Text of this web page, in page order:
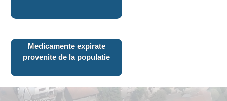
Medicamente expirate
provenite de la populatie